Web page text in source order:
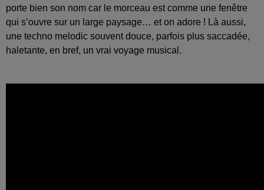
porte bien son nom car le morceau est comme une fenêtre
qui s’ouvre sur un large paysage… et on adore ! Là aussi,
une techno melodic souvent douce, parfois plus saccadée,
haletante, en bref, un vrai voyage musical.